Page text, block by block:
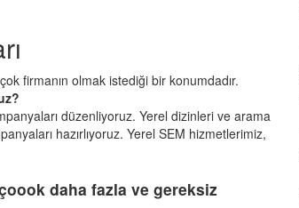
firmanın olmak istediği bir konumdadır.
düzenliyoruz. Yerel dizinleri ve arama
hazırlıyoruz. Yerel SEM hizmetlerimiz,
daha fazla ve gereksiz